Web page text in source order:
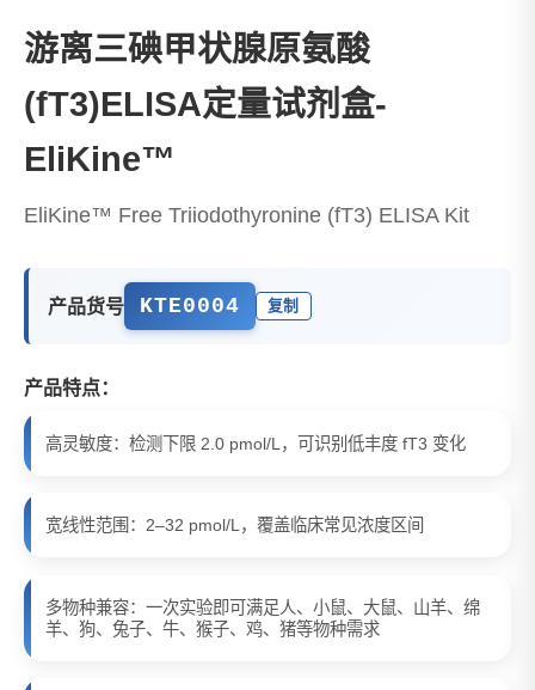
游离三碘甲状腺原氨酸
(fT3)ELISA定量试剂盒-
EliKine™
EliKine™ Free Triiodothyronine (fT3) ELISA Kit
产品货号 KTE0004 复制
产品特点：
高灵敏度：检测下限 2.0 pmol/L，可识别低丰度 fT3 变化
宽线性范围：2–32 pmol/L，覆盖临床常见浓度区间
多物种兼容：一次实验即可满足人、小鼠、大鼠、山羊、绵
羊、狗、兔子、牛、猴子、鸡、猪等物种需求